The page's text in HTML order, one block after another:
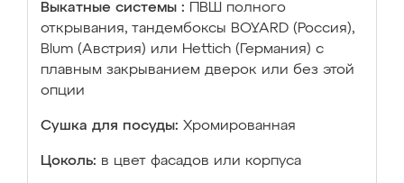
Выкатные системы :
ПВШ полного
открывания, тандембоксы BOYARD (Россия),
Blum (Австрия) или Hettich (Германия) с
плавным закрыванием дверок или без этой
опции
Сушка для посуды: Хромированная
Цоколь: в цвет фасадов или корпуса